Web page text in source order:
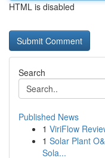
HTML is disabled
Search
Published News
1 ViriFlow
1 Solar Plant
Sola...